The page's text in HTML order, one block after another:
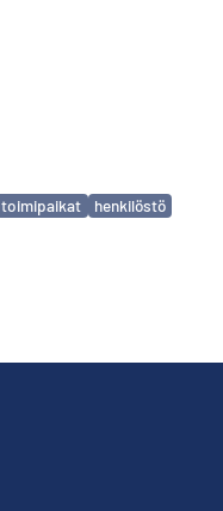
toimipaikat
henkilöstö